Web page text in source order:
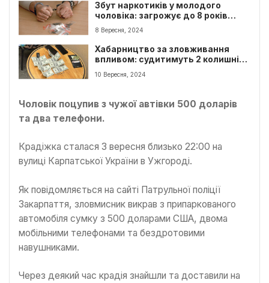
Збут наркотиків у молодого
чоловіка: загрожує до 8 років
ув’язнення
8 Вересня, 2024
Хабарництво за зловживання
впливом: судитимуть 2 колишніх
інспекторів ДСНС
10 Вересня, 2024
Чоловік поцупив з чужої автівки 500 доларів
та два телефони.
Крадіжка сталася 3 вересня близько 22:00 на
вулиці Карпатської України в Ужгороді.
Як повідомляється на сайті Патрульної поліції
Закарпаття, зловмисник викрав з припаркованого
автомобіля сумку з 500 доларами США, двома
мобільними телефонами та бездротовими
навушниками.
Через деякий час крадія знайшли та доставили на